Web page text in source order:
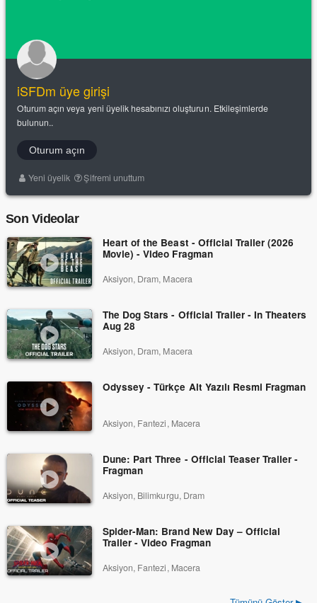
iSFDm üye girişi
Oturum açın veya yeni üyelik hesabınızı oluşturun. Etkileşimlerde
bulunun..
Oturum açın
Yeni üyelik Şifremi unuttum
Son Videolar
Heart of the Beast - Official Trailer (2026
Movie) - Video Fragman
Aksiyon, Dram, Macera
The Dog Stars - Official Trailer - In Theaters
Aug 28
Aksiyon, Dram, Macera
Odyssey - Türkçe Alt Yazılı Resmi Fragman
Aksiyon, Fantezi, Macera
Dune: Part Three - Official Teaser Trailer -
Fragman
Aksiyon, Bilimkurgu, Dram
Spider-Man: Brand New Day – Official
Trailer - Video Fragman
Aksiyon, Fantezi, Macera